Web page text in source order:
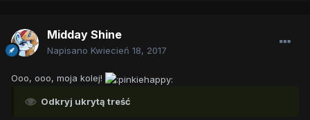
Midday Shine
Napisano Kwiecień 18, 2017
Ooo, ooo, moja kolej!
Odkryj ukrytą treść